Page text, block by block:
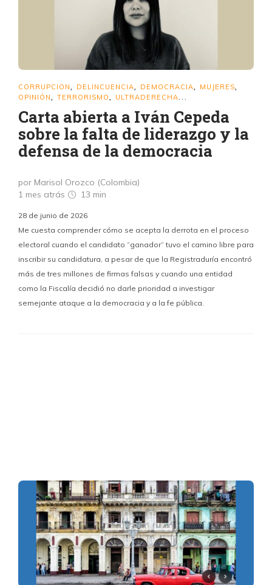
CORRUPCION, DELINCUENCIA, DEMOCRACIA, MUJERES,
OPINIÓN, TERRORISMO, ULTRADERECHA...
Carta abierta a Iván Cepeda
sobre la falta de liderazgo y la
defensa de la democracia
por Marisol Orozco (Colombia)
1 mes atrás
13 min
28 de junio de 2026
Me cuesta comprender cómo se acepta la derrota en el proceso
electoral cuando el candidato “ganador” tuvo el camino libre para
inscribir su candidatura, a pesar de que la Registraduría encontró
más de tres millones de firmas falsas y cuando una entidad
como la Fiscalía decidió no darle prioridad a investigar
semejante ataque a la democracia y a la fe pública.